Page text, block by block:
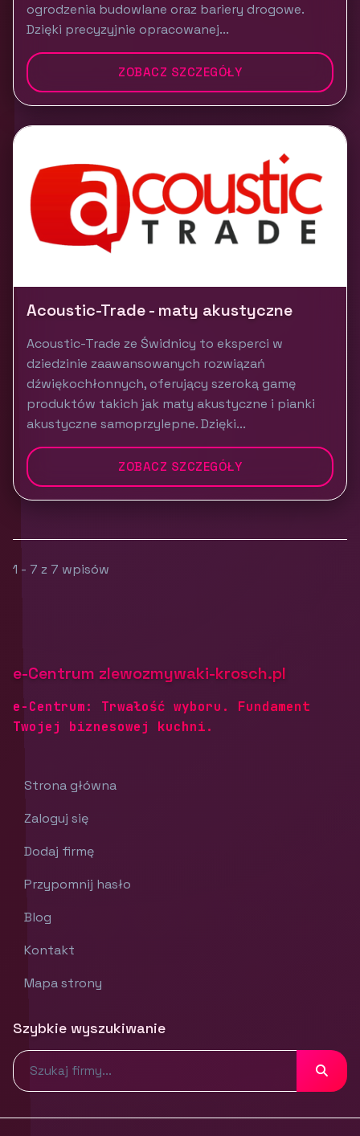
ogrodzenia budowlane oraz bariery drogowe.
Dzięki precyzyjnie opracowanej...
ZOBACZ SZCZEGÓŁY
Acoustic-Trade - maty akustyczne
Acoustic-Trade ze Świdnicy to eksperci w
dziedzinie zaawansowanych rozwiązań
dźwiękochłonnych, oferujący szeroką gamę
produktów takich jak maty akustyczne i pianki
akustyczne samoprzylepne. Dzięki...
ZOBACZ SZCZEGÓŁY
1 - 7 z 7 wpisów
e-Centrum zlewozmywaki-krosch.pl
e-Centrum: Trwałość wyboru. Fundament
Twojej biznesowej kuchni.
Strona główna
Zaloguj się
Dodaj firmę
Przypomnij hasło
Blog
Kontakt
Mapa strony
Szybkie wyszukiwanie